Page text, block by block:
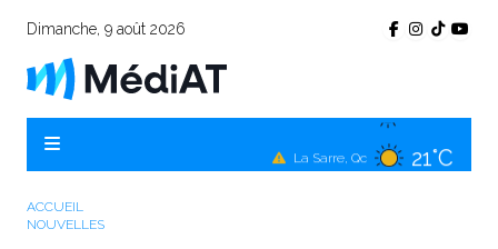
Dimanche, 9 août 2026
21°C
ACCUEIL
NOUVELLES